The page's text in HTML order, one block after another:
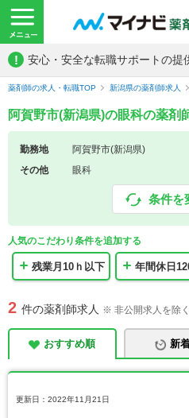
! 安心・安全な転職サポートの提
薬剤師の求人・転職TOP 新潟県の薬剤師求人
阿賀野市(新潟県)の眼科の薬剤
勤務地
阿賀野市(新潟県)
その他
眼科
条件を
人気のこだわり条件を追加する
残業月10ｈ以下 年間休日
2 件の薬剤師求人 ※ 非公開求人を除く
おすすめ順 新
更新日：2022年11月21日